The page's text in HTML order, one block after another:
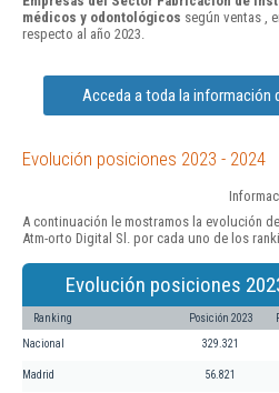
médicos y odontológicos según ventas ,
respecto al año 2023.
Acceda a toda la información
Evolución posiciones 2023 - 2024
A continuación le mostramos la evolución
Atm-orto Digital Sl. por cada uno de los
Evolución posiciones
Ranking Posición 2023
Nacional 329.321
Madrid 56.821